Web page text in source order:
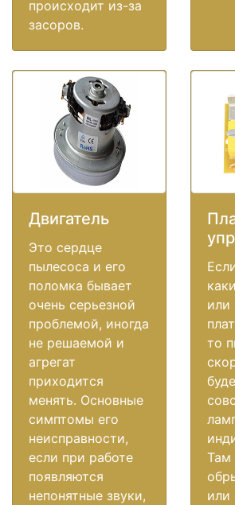
происходит из-за
засоров.
Двигатель
Это сердце
пылесоса и его
поломка бывает
очень серьезной
проблемой, иногда
не решаемой и
агрегат
приходится
менять. Основные
симптомы его
неисправности,
если при работе
появляются
непонятные звуки,
или
то
Там
или